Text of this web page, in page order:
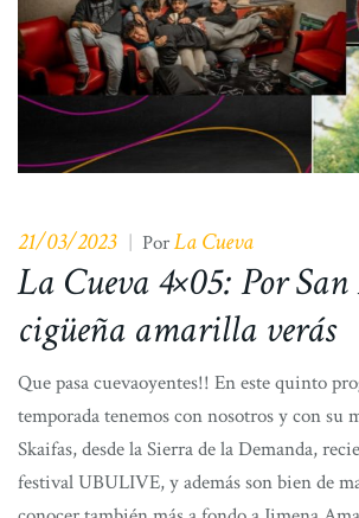
21/03/2023 PorLa Cueva
La Cueva 4×05: Por
cigüeña amarilla verás
Que pasa cuevaoyentes!! En este quinto
temporada tenemos con nosotros y con su
Skaifas, desde la Sierra de la Demanda,
festival UBULIVE, y además son bien de